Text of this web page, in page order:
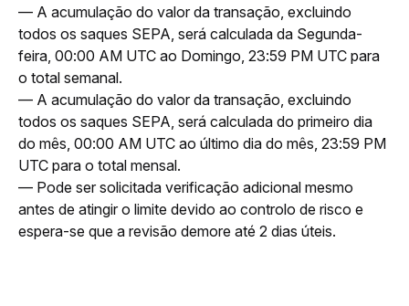
— A acumulação do valor da transação, excluindo
todos os saques SEPA, será calculada da Segunda-
feira, 00:00 AM UTC ao Domingo, 23:59 PM UTC para
o total semanal.
— A acumulação do valor da transação, excluindo
todos os saques SEPA, será calculada do primeiro dia
do mês, 00:00 AM UTC ao último dia do mês, 23:59 PM
UTC para o total mensal.
— Pode ser solicitada verificação adicional mesmo
antes de atingir o limite devido ao controlo de risco e
espera-se que a revisão demore até 2 dias úteis.